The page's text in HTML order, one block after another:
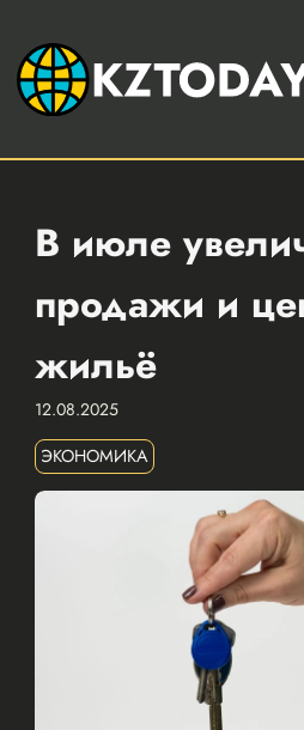
В июле
продажи и
жильё
12.08.2025
ЭКОНОМИКА